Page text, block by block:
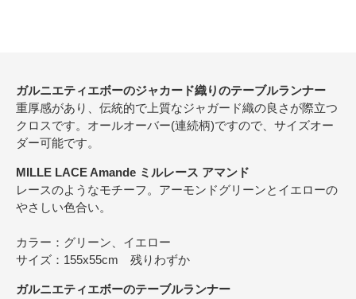
ガルニエティエボーのジャカード織りのテーブルランナー
重厚感があり、伝統的で上質なジャガード織の良さが際立つ
クロスです。オールオーバー(連続柄)ですので、サイズオー
ダー可能です。
MILLE LACE Amande ミルレース アマンド
レースのようなモチーフ。アーモンドグリーンとイエローの
やさしい色合い。
カラー：グリーン、イエロー
サイズ：155x55cm 残りわずか
ガルニエティエボーのテーブルランナー